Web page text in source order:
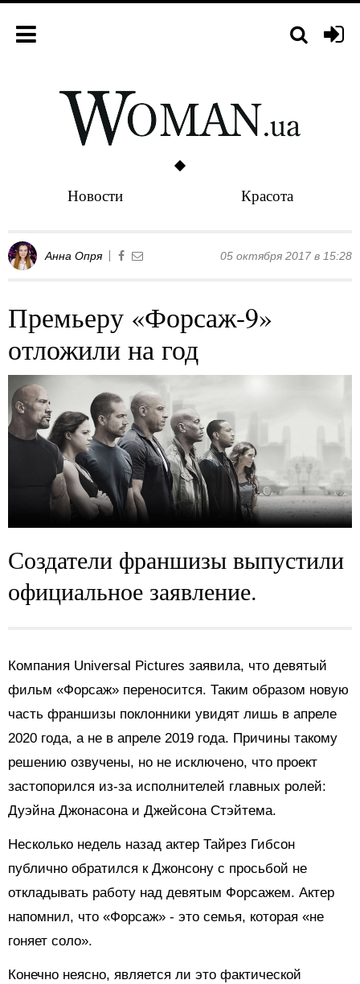
Новости Красота
Анна Опря 05 октября 2017 в 15:28
Премьеру «Форсаж-9»
отложили на год
Создатели франшизы выпустили
официальное заявление.
Компания Universal Pictures заявила, что девятый
фильм «Форсаж» переносится. Таким образом новую
часть франшизы поклонники увидят лишь в апреле
2020 года, а не в апреле 2019 года. Причины такому
решению озвучены, но не исключено, что проект
застопорился из-за исполнителей главных ролей:
Дуэйна Джонасона и Джейсона Стэйтема.
Несколько недель назад актер Тайрез Гибсон
публично обратился к Джонсону с просьбой не
откладывать работу над девятым Форсажем. Актер
напомнил, что «Форсаж» - это семья, которая «не
гоняет соло».
Конечно неясно, является ли это фактической